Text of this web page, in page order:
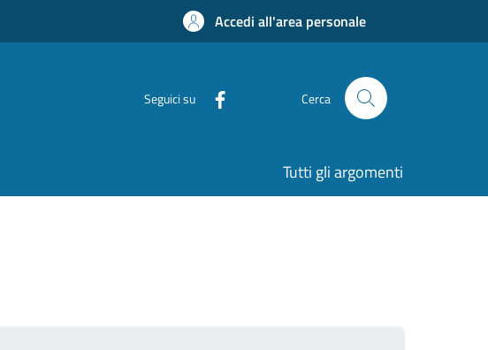
Accedi all'area personale
Seguici su Cerca
Tutti gli argomenti